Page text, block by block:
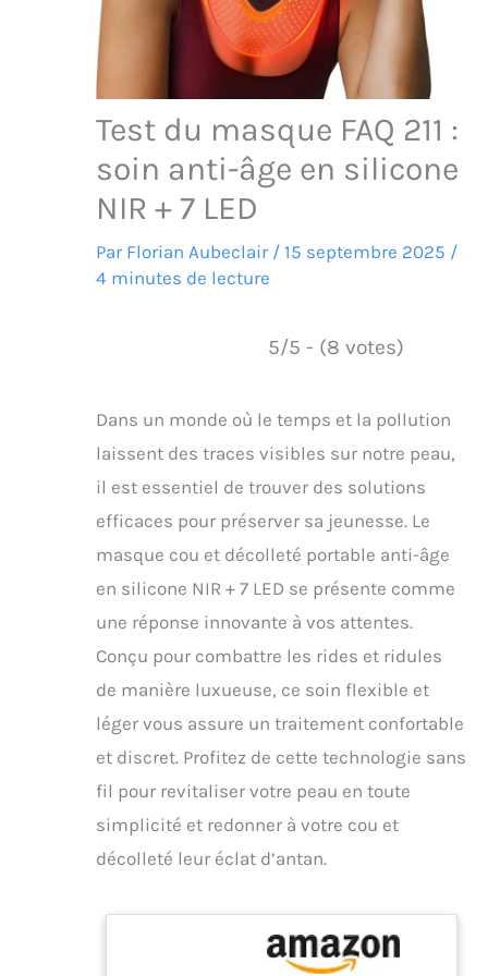
Test du masque FAQ 211 :
soin anti-âge en silicone
NIR + 7 LED
Par Florian Aubeclair / 15 septembre 2025 /
4 minutes de lecture
5/5 - (8 votes)
Dans un monde où le temps et la pollution
laissent des traces visibles sur notre peau,
il est essentiel de trouver des solutions
efficaces pour préserver sa jeunesse. Le
masque cou et décolleté portable anti-âge
en silicone NIR + 7 LED se présente comme
une réponse innovante à vos attentes.
Conçu pour combattre les rides et ridules
de manière luxueuse, ce soin flexible et
léger vous assure un traitement confortable
et discret. Profitez de cette technologie sans
fil pour revitaliser votre peau en toute
simplicité et redonner à votre cou et
décolleté leur éclat d’antan.